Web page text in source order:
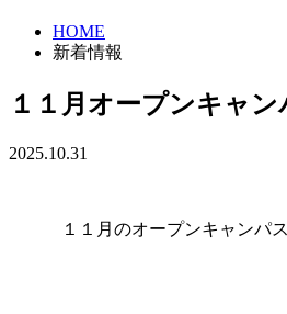
HOME
新着情報
１１月オープンキャ
2025.10.31
１１月のオープンキャンパ